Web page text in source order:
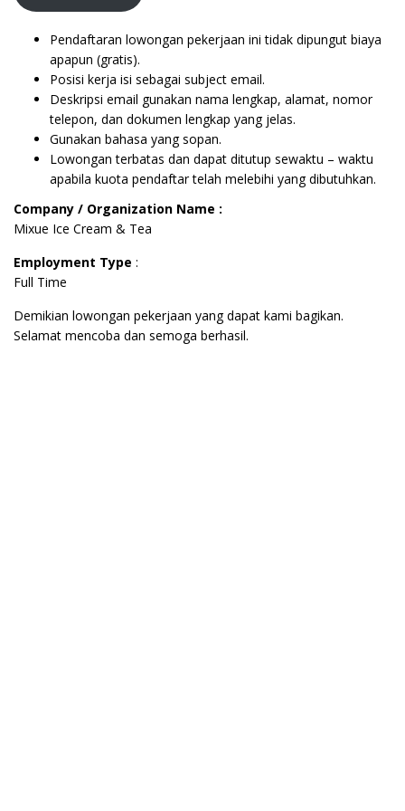
Pendaftaran lowongan pekerjaan ini tidak dipungut biaya
apapun (gratis).
Posisi kerja isi sebagai subject email.
Deskripsi email gunakan nama lengkap, alamat, nomor
telepon, dan dokumen lengkap yang jelas.
Gunakan bahasa yang sopan.
Lowongan terbatas dan dapat ditutup sewaktu – waktu
apabila kuota pendaftar telah melebihi yang dibutuhkan.
Company / Organization Name :
Mixue Ice Cream & Tea
Employment Type :
Full Time
Demikian lowongan pekerjaan yang dapat kami bagikan.
Selamat mencoba dan semoga berhasil.